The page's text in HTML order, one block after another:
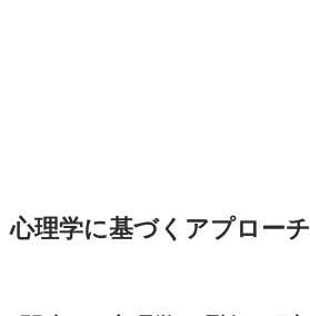
心理学に基づくアプローチ